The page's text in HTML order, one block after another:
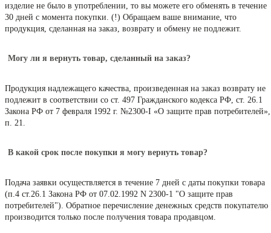
изделие не было в употреблении, то вы можете его обменять в течение
30 дней с момента покупки. (!) Обращаем ваше внимание, что
продукция, сделанная на заказ, возврату и обмену не подлежит.
Могу ли я вернуть товар, сделанный на заказ?
Продукция надлежащего качества, произведенная на заказ возврату не
подлежит в соответствии со ст. 497 Гражданского кодекса РФ, ст. 26.1
Закона РФ от 7 февраля 1992 г. №2300-I «О защите прав потребителей»,
п. 21.
В какой срок после покупки я могу вернуть товар?
Подача заявки осуществляется в течение 7 дней с даты покупки товара
(п.4 ст.26.1 Закона РФ от 07.02.1992 N 2300-1 "О защите прав
потребителей"). Обратное перечисление денежных средств покупателю
производится только после получения товара продавцом.